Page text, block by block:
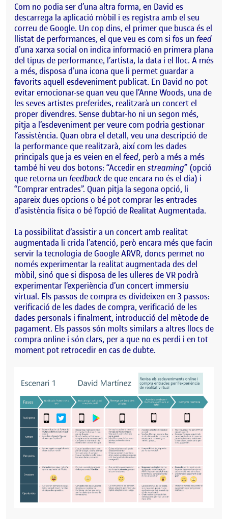
Com no podia ser d’una altra forma, en David es
descarrega la aplicació mòbil i es registra amb el seu
correu de Google. Un cop dins, el primer que busca és el
llistat de performances, el que veu es com si fos un feed
d’una xarxa social on indica informació en primera plana
del tipus de performance, l’artista, la data i el lloc. A més
a més, disposa d’una icona que li permet guardar a
favorits aquell esdeveniment publicat. En David no pot
evitar emocionar-se quan veu que l’Anne Woods, una de
les seves artistes preferides, realitzarà un concert el
proper divendres. Sense dubtar-ho ni un segon més,
pitja a l’esdeveniment per veure com podria gestionar
l’assistència. Quan obra el detall, veu una descripció de
la performance que realitzarà, així com les dades
principals que ja es veien en el feed, però a més a més
també hi veu dos botons: “Accedir en streaming” (opció
que retorna un feedback de que encara no és el dia) i
“Comprar entrades”. Quan pitja la segona opció, li
apareix dues opcions o bé pot comprar les entrades
d’asistència física o bé l’opció de Realitat Augmentada.
La possibilitat d’assistir a un concert amb realitat
augmentada li crida l’atenció, però encara més que facin
servir la tecnologia de Google ARVR, doncs permet no
només experimentar la realitat augmentada des del
mòbil, sinó que si disposa de les ulleres de VR podrà
experimentar l’experiència d’un concert immersiu
virtual. Els passos de compra es divideixen en 3 passos:
verificació de les dades de compra, verificació de les
dades personals i finalment, introducció del mètode de
pagament. Els passos són molts similars a altres llocs de
compra online i són clars, per a que no es perdi i en tot
moment pot retrocedir en cas de dubte.